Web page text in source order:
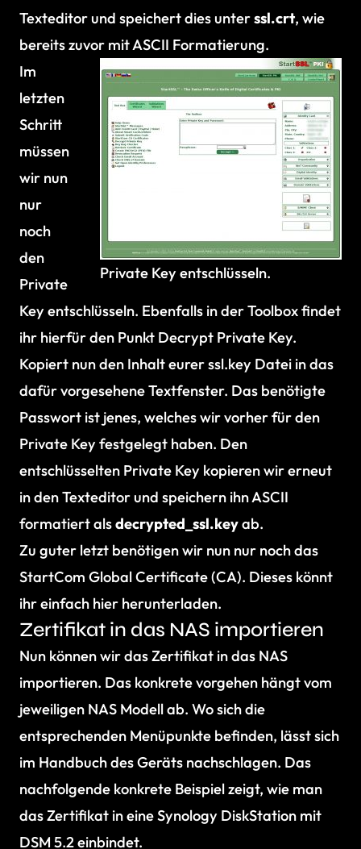
Texteditor und speichert dies unterssl.crt, wie
bereits zuvor mit ASCII Formatierung.
Private Key entschlüsseln.
Im
letzten
Schritt
müssen
wir nun
nur
noch
den
Private
Key entschlüsseln. Ebenfalls in der Toolbox findet
ihr hierfür den Punkt Decrypt Private Key.
Kopiert nun den Inhalt eurer ssl.key Datei in das
dafür vorgesehene Textfenster. Das benötigte
Passwort ist jenes, welches wir vorher für den
Private Key festgelegt haben. Den
entschlüsselten Private Key kopieren wir erneut
in den Texteditor und speichern ihn ASCII
formatiert alsdecrypted_ssl.keyab.
Zu guter letzt benötigen wir nun nur noch das
StartCom Global Certificate (CA). Dieses könnt
ihr einfach hier herunterladen.
Zertifikat in das NAS importieren
Nun können wir das Zertifikat in das NAS
importieren. Das konkrete vorgehen hängt vom
jeweiligen NAS Modell ab. Wo sich die
entsprechenden Menüpunkte befinden, lässt sich
im Handbuch des Geräts nachschlagen. Das
nachfolgende konkrete Beispiel zeigt, wie man
das Zertifikat in eine Synology DiskStation mit
DSM 5.2 einbindet.